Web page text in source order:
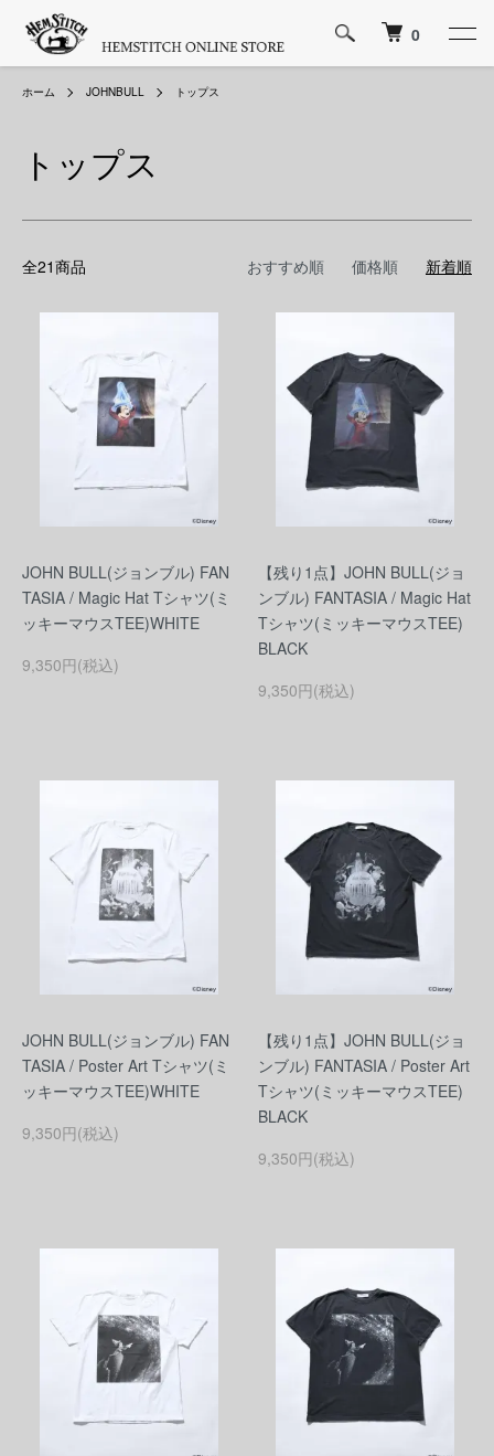
0
ホーム JOHNBULL トップス
トップス
全21商品 おすすめ順 価格順 新着順
JOHN BULL(ジョンブル) FAN
TASIA / Magic Hat Tシャツ(ミ
ッキーマウスTEE)WHITE
9,350円(税込)
【残り1点】JOHN BULL(ジョ
ンブル) FANTASIA / Magic Hat
Tシャツ(ミッキーマウスTEE)
BLACK
9,350円(税込)
JOHN BULL(ジョンブル) FAN
TASIA / Poster Art Tシャツ(ミ
ッキーマウスTEE)WHITE
9,350円(税込)
【残り1点】JOHN BULL(ジョ
ンブル) FANTASIA / Poster Art
Tシャツ(ミッキーマウスTEE)
BLACK
9,350円(税込)